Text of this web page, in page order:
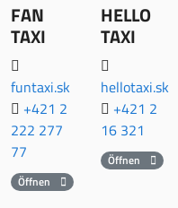
FAN
TAXI
funtaxi.sk
+421 2
222 277
77
Öffnen
HELLO
TAXI
hellotaxi.sk
+421 2
16 321
Öffnen